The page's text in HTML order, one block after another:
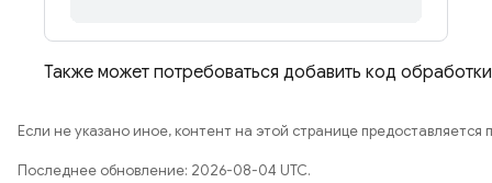
Также может потребоваться добавить код
Если не указано иное, контент на этой странице предоставляется
Последнее обновление: 2026-08-04 UTC.